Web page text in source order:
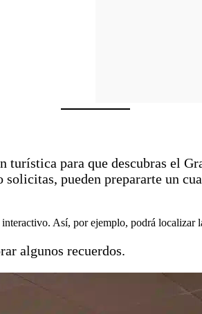
para que descubras el
pueden prepararte un
Así, por ejemplo, podrá localizar
algunos recuerdos.